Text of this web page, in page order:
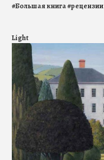
#Большая книга#рецензии
Light